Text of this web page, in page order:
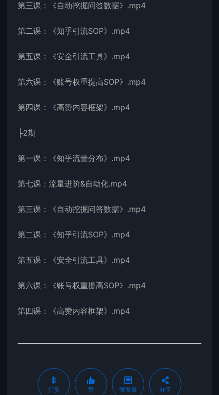
第三课：《自动挖掘问答数据》.mp4
第二课：《知乎引流SOP》.mp4
第五课：《安全引流工具》.mp4
第六课：《账号权重提高SOP》.mp4
第四课：《高赞内容框架》.mp4
├2期
第一课：《知乎流量分布》.mp4
第七课：流量进阶&自动化.mp4
第三课：《自动挖掘问答数据》.mp4
第二课：《知乎引流SOP》.mp4
第五课：《安全引流工具》.mp4
第六课：《账号权重提高SOP》.mp4
第四课：《高赞内容框架》.mp4
打赏 赞 微海报 分享